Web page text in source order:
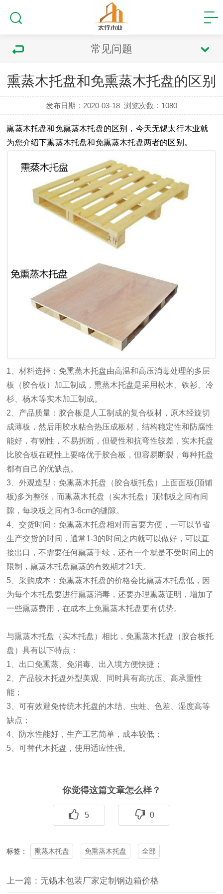
常见问题
熏蒸木托盘和免熏蒸木托盘的区别
发布日期：2020-03-18 浏览次数： 1080
熏蒸木托盘和免熏蒸木托盘的区别
，今天无锡太行木业就
为您介绍下熏蒸木托盘和免熏蒸木托盘两者的区别。
1、材料选择：免熏蒸木托盘由高温和高压消毒处理的多层
板（胶合板）加工制成，熏蒸木托盘是采用松木、铁衫、冷
杉、杨木等实木加工制成。
2、产品质量：胶合板是人工制成的复合板材，原木经旋切
成薄板，然后用胶水粘合热压成板材，结构稳定性和防腐性
能好，有韧性，不易折断，但硬性和抗弯性较差，实木托盘
比胶合板在硬性上要略优于胶合板，但容易断裂，每种托盘
都有自己的优缺点。
3、外观造型：免熏蒸木托盘（胶合板托盘）上面面板(顶铺
板)多为整张，而熏蒸木托盘（实木托盘）顶铺板之间有间
隙，每块板之间有3-6cm的缝隙。
4、交货时间：免熏蒸木托盘相对而言要方便，一可以节省
生产交货的时间，通常1-3的时间之内就可以做好，可以直
接出口，不需要任何熏蒸手续，还有一个就是不受时间上的
限制，熏蒸木托盘熏蒸的有效期才21天。
5、采购成本：免熏蒸木托盘的价格会比熏蒸木托盘低，因
为每个木托盘要进行熏蒸消毒，还要办理熏蒸证明，增加了
一些熏蒸费用，在成本上免熏蒸木托盘更有优势。
与熏蒸木托盘（实木托盘）相比，免熏蒸木托盘（胶合板托
盘）具有以下特点：
1、出口免熏蒸、免消毒、出入境方便快捷；
2、产品较木托盘外型美观、同时具有高抗压、高承重性
能；
3、可有效避免传统木托盘的木结、虫蛀、色差、湿度高等
缺点；
4、防水性能好，生产工艺简单，成本较低；
5、可替代木托盘，使用适应性强。
你觉得这篇文章怎么样？
5 0
标签： 熏蒸木托盘 免熏蒸木托盘 全部
上一篇：无锡木包装厂家定制钢边箱价格